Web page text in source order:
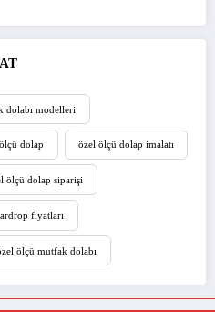
dolabı modelleri
dolap özel ölçü dolap imalatı
ölçü dolap siparişi
fiyatları
ölçü mutfak dolabı